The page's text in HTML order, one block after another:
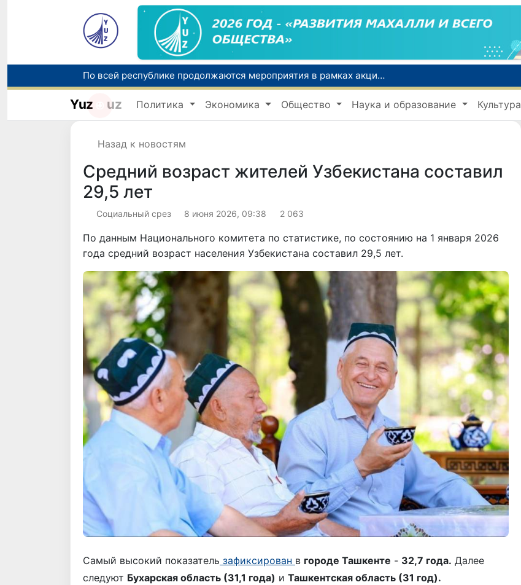
По всей республике продолжаются мероприятия в рамках акции «Актуальные 40 дней»
Оказавшийся в сложной ситуации в Германии соотечественник возвращен в Узбекистан
В Узбекистане определили порядок создания и эксплуатации платных автодорог
Мошенничество при трудоустройстве за рубежом: в Каракалпакстане и Ташкенте выявлены новые случаи обмана граждан
Yuz uz Политика Экономика Общество Наука и образование Культура
Назад к новостям
Средний возраст жителей Узбекистана составил
29,5 лет
Социальный срез 8 июня 2026, 09:38 2 063
По данным Национального комитета по статистике, по состоянию на 1 января 2026
года средний возраст населения Узбекистана составил 29,5 лет.
Самый высокий показатель зафиксирован в городе Ташкенте - 32,7 года. Далее
следуют Бухарская область (31,1 года) и Ташкентская область (31 год).